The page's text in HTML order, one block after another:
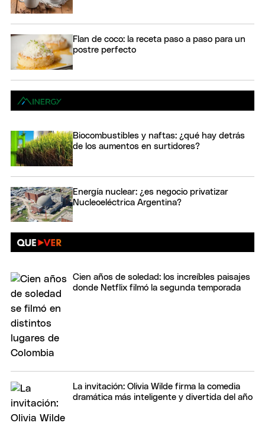
Flan de coco: la receta paso a paso para un
postre perfecto
Biocombustibles y naftas: ¿qué hay detrás
de los aumentos en surtidores?
Energía nuclear: ¿es negocio privatizar
Nucleoeléctrica Argentina?
Cien años de soledad: los increíbles paisajes
donde Netflix filmó la segunda temporada
La invitación: Olivia Wilde firma la comedia
dramática más inteligente y divertida del año